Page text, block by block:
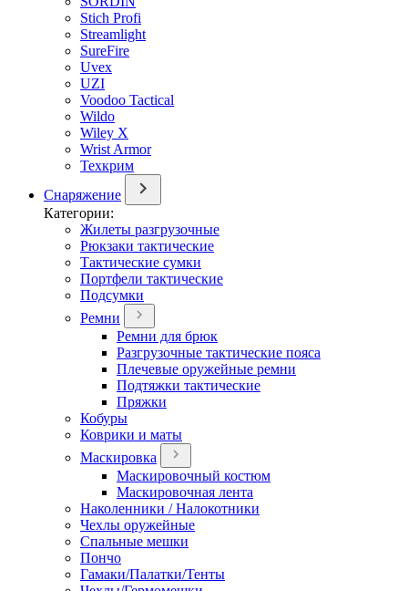
Stich Profi
Streamlight
SureFire
Uvex
UZI
Voodoo Tactical
Wildo
Wiley X
Wrist Armor
Техкрим
Снаряжение
Категории:
Жилеты разгрузочные
Рюкзаки тактические
Тактические сумки
Портфели тактические
Подсумки
Ремни
Ремни для брюк
Разгрузочные тактические пояса
Плечевые оружейные ремни
Подтяжки тактические
Пряжки
Кобуры
Коврики и маты
Маскировка
Маскировочный костюм
Маскировочная лента
Наколенники / Налокотники
Чехлы оружейные
Спальные мешки
Пончо
Гамаки/Палатки/Тенты